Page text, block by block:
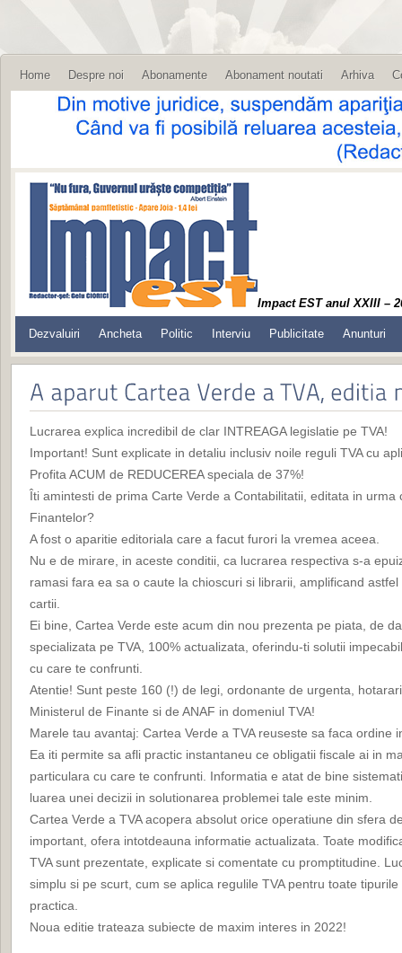
Home Despre noi Abonamente Abonament noutati Arhiva
Impact EST anul XXIII –
Dezvaluiri Ancheta Politic Interviu Publicitate Anunturi
Lucrarea explica incredibil de clar INTREAGA legislatie pe TVA!
Important! Sunt explicate in detaliu inclusiv noile reguli TVA cu
Profita ACUM de REDUCEREA speciala de 37%!
Îti amintesti de prima Carte Verde a Contabilitatii, editata in
Finantelor?
A fost o aparitie editoriala care a facut furori la vremea aceea.
Nu e de mirare, in aceste conditii, ca lucrarea respectiva s-a
ramasi fara ea sa o caute la chioscuri si librarii, amplificand
cartii.
Ei bine, Cartea Verde este acum din nou prezenta pe piata, de
specializata pe TVA, 100% actualizata, oferindu-ti solutii
cu care te confrunti.
Atentie! Sunt peste 160 (!) de legi, ordonante de urgenta,
Ministerul de Finante si de ANAF in domeniul TVA!
Marele tau avantaj: Cartea Verde a TVA reuseste sa faca ordine
Ea iti permite sa afli practic instantaneu ce obligatii fiscale ai in
particulara cu care te confrunti. Informatia e atat de bine
luarea unei decizii in solutionarea problemei tale este minim.
Cartea Verde a TVA acopera absolut orice operatiune din sfera
important, ofera intotdeauna informatie actualizata. Toate
TVA sunt prezentate, explicate si comentate cu promptitudine.
simplu si pe scurt, cum se aplica regulile TVA pentru toate
practica.
Noua editie trateaza subiecte de maxim interes in 2022!